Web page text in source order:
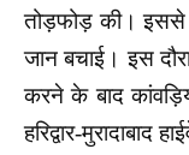
तोड़फोड़ की। इससे
जान बचाई। इस
करने के बाद
हरिद्वार-मुरादाबाद